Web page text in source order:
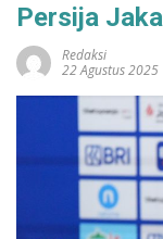
Persija
Redaksi
22 Agustus 2025